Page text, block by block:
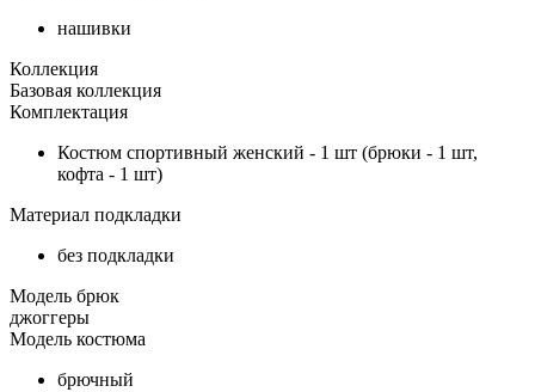
нашивки
Коллекция
Базовая коллекция
Комплектация
Костюм спортивный женский - 1 шт (брюки - 1 шт,
кофта - 1 шт)
Материал подкладки
без подкладки
Модель брюк
джоггеры
Модель костюма
брючный